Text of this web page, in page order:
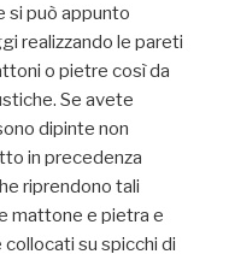
si può appunto
realizzando le pareti
o pietre così da
Se avete
dipinte non
in precedenza
riprendono tali
mattone e pietra e
su spicchi di